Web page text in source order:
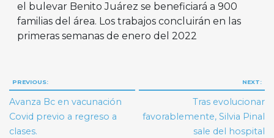
el bulevar Benito Juárez se beneficiará a 900
familias del área. Los trabajos concluirán en las
primeras semanas de enero del 2022
Navegación
de
entradas
PREVIOUS:
Avanza Bc en vacunación
Covid previo a regreso a
clases.
NEXT:
Tras evolucionar
favorablemente, Silvia Pinal
sale del hospital